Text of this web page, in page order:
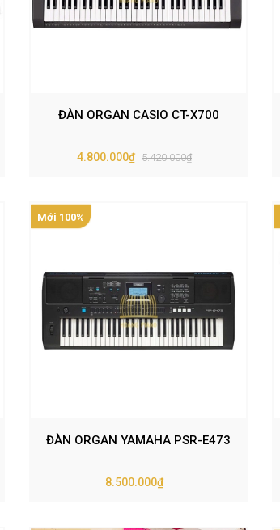
ĐÀN ORGAN CASIO CT-X700
4.800.000₫ 5.420.000₫
Mới 100%
ĐÀN ORGAN YAMAHA PSR-E473
8.500.000₫